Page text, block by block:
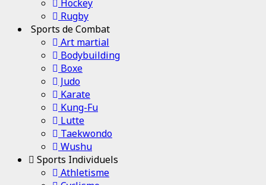
Hockey
Rugby
Sports de Combat
Art martial
Bodybuilding
Boxe
Judo
Karate
Kung-Fu
Lutte
Taekwondo
Wushu
Sports Individuels
Athletisme